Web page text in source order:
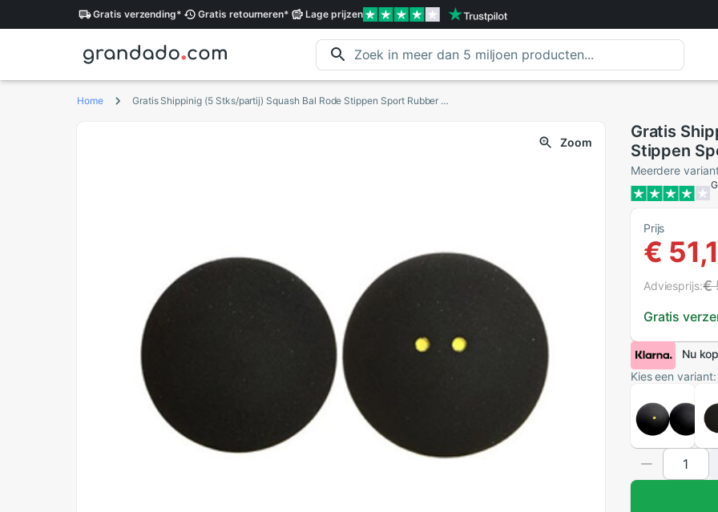
Gratis verzending* Gratis retourneren* Lageprijzen
Home Gratis Shippinig (5 Stks/partij) Squash Bal Rode Stippen Sport Rubber Squash Racket Bal Gemaakt In Taiwan
Zoom
Gratis
Stippen
Gemaakt In
Meerdere
Prijs
€
Gratis
Adviesprijs:€
Nu
Kies een variant: